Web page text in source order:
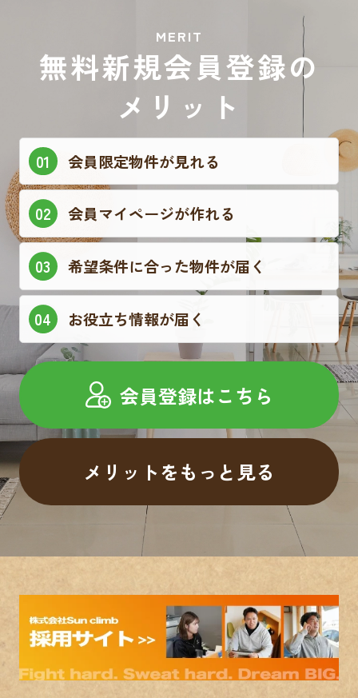
MERIT
無料新規会員登録の
メリット
会員限定物件が見れる
会員マイページが作れる
希望条件に合った物件が届く
お役立ち情報が届く
会員登録はこちら
メリットをもっと見る